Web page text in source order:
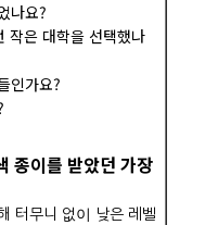
나요?
작은 대학을 선택했나
인가요?
종이를 받았던 가장
터무니 없이 낮은 레벨